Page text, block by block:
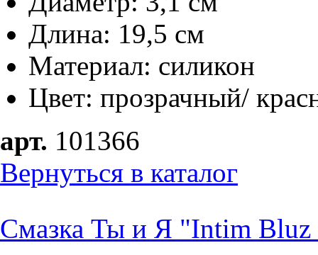
Длина: 19,5 см
Материал: силикон
Цвет: прозрачный/
арт. 101366
Вернуться в каталог
Смазка Ты и Я "Intim Bluz